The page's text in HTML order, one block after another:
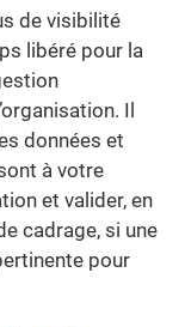
de visibilité
libéré pour la
Il
données et
à votre
et valider, en
cadrage, si une
pour